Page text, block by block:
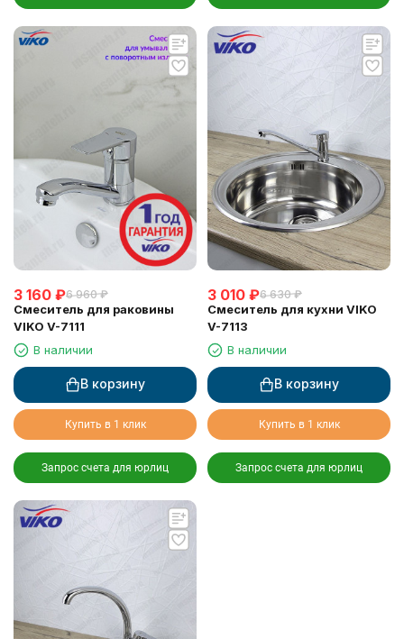
3 160 ₽6 960 ₽
Смеситель для раковины
VIKO V-7111
В наличии
В корзину
Купить в 1 клик
Запрос счета для юрлиц
3 010 ₽6 630 ₽
Смеситель для кухни VIKO
V-7113
В наличии
В корзину
Купить в 1 клик
Запрос счета для юрлиц